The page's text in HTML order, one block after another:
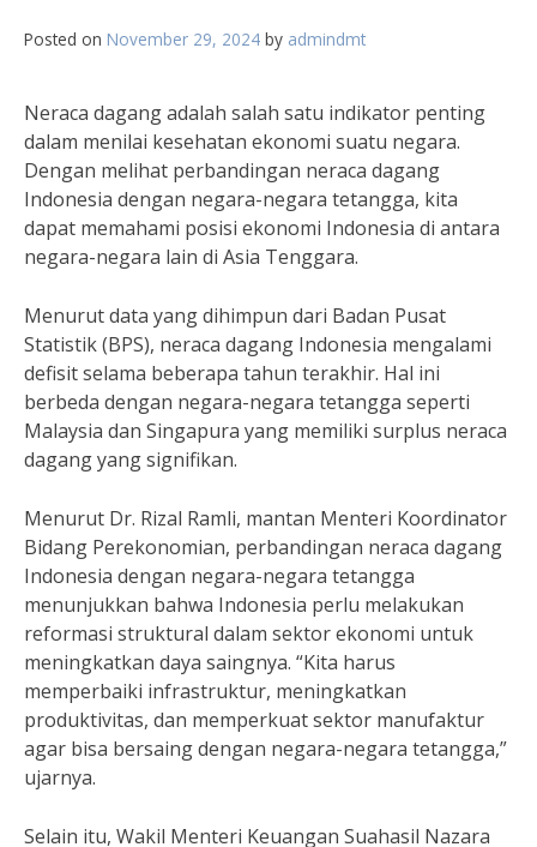
Posted on November 29, 2024 by admindmt
Neraca dagang adalah salah satu indikator penting
dalam menilai kesehatan ekonomi suatu negara.
Dengan melihat perbandingan neraca dagang
Indonesia dengan negara-negara tetangga, kita
dapat memahami posisi ekonomi Indonesia di antara
negara-negara lain di Asia Tenggara.
Menurut data yang dihimpun dari Badan Pusat
Statistik (BPS), neraca dagang Indonesia mengalami
defisit selama beberapa tahun terakhir. Hal ini
berbeda dengan negara-negara tetangga seperti
Malaysia dan Singapura yang memiliki surplus neraca
dagang yang signifikan.
Menurut Dr. Rizal Ramli, mantan Menteri Koordinator
Bidang Perekonomian, perbandingan neraca dagang
Indonesia dengan negara-negara tetangga
menunjukkan bahwa Indonesia perlu melakukan
reformasi struktural dalam sektor ekonomi untuk
meningkatkan daya saingnya. “Kita harus
memperbaiki infrastruktur, meningkatkan
produktivitas, dan memperkuat sektor manufaktur
agar bisa bersaing dengan negara-negara tetangga,”
ujarnya.
Selain itu, Wakil Menteri Keuangan Suahasil Nazara